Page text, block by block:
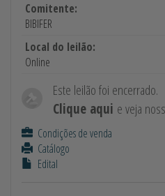
Comitente:
BIBIFER
Local do leilão:
Online
Este leilão foi encerrado.
Clique aqui e veja
Condições de venda
Catálogo
Edital